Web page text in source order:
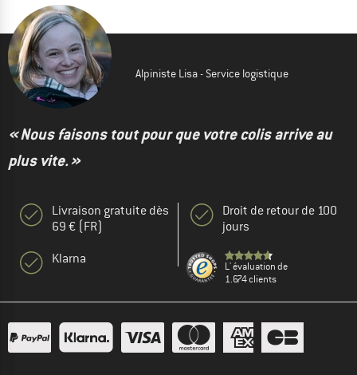
Alpiniste Lisa - Service logistique
« Nous faisons tout pour que votre colis arrive au
plus vite. »
Livraison gratuite dès
69 € (FR)
Klarna
Droit de retour de 100
jours
L' évaluation de
1.674 clients